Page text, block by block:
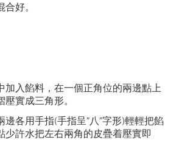
好。
加入餡料，在一個正角位的兩邊點上
實成三角形。
邊各用手指(手指呈”八”字形)輕輕把餡
少許水把左右兩角的皮疊着壓實即